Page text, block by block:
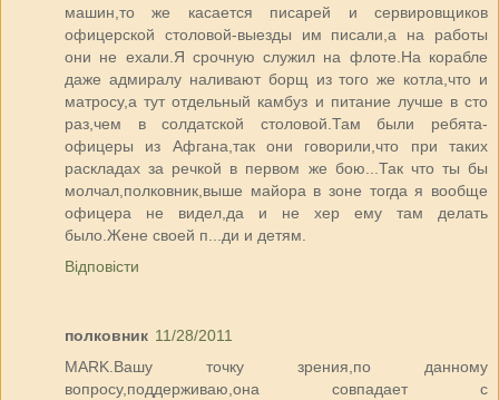
машин,то же касается писарей и сервировщиков
офицерской столовой-выезды им писали,а на работы
они не ехали.Я срочную служил на флоте.На корабле
даже адмиралу наливают борщ из того же котла,что и
матросу,а тут отдельный камбуз и питание лучше в сто
раз,чем в солдатской столовой.Там были ребята-
офицеры из Афгана,так они говорили,что при таких
раскладах за речкой в первом же бою...Так что ты бы
молчал,полковник,выше майора в зоне тогда я вообще
офицера не видел,да и не хер ему там делать
было.Жене своей п...ди и детям.
Відповісти
полковник 11/28/2011
MARK.Вашу точку зрения,по данному
вопросу,поддерживаю,она совпадает с